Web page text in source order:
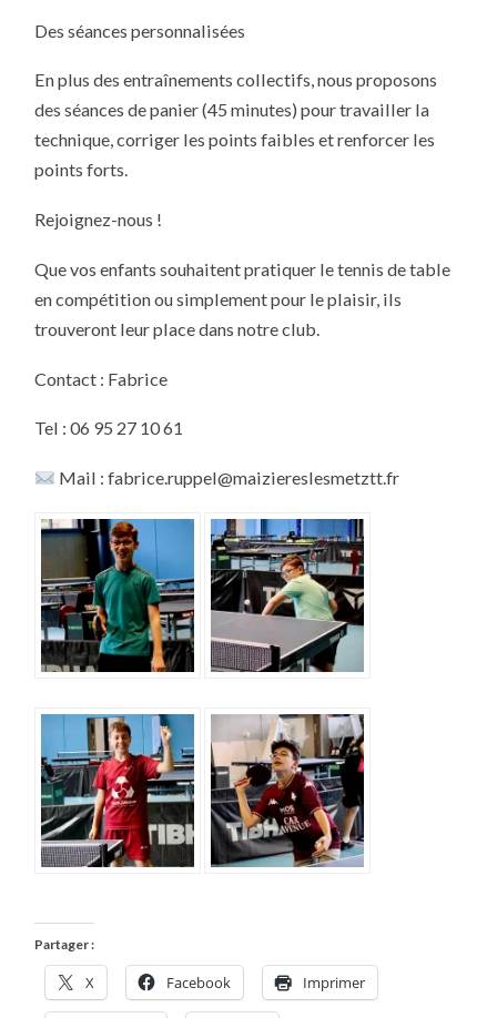
Des séances personnalisées
En plus des entraînements collectifs, nous proposons
des séances de panier (45 minutes) pour travailler la
technique, corriger les points faibles et renforcer les
points forts.
Rejoignez-nous !
Que vos enfants souhaitent pratiquer le tennis de table
en compétition ou simplement pour le plaisir, ils
trouveront leur place dans notre club.
Contact : Fabrice
Tel : 06 95 27 10 61
Mail : fabrice.ruppel@maiziereslesmetztt.fr
Partager :
X Facebook Imprimer